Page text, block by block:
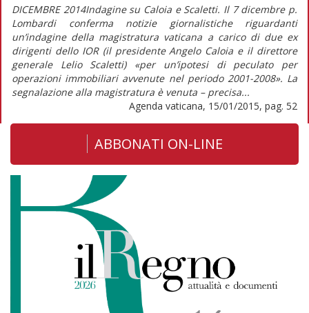
DICEMBRE 2014Indagine su Caloia e Scaletti. Il 7 dicembre p.
Lombardi conferma notizie giornalistiche riguardanti
un’indagine della magistratura vaticana a carico di due ex
dirigenti dello IOR (il presidente Angelo Caloia e il direttore
generale Lelio Scaletti) «per un’ipotesi di peculato per
operazioni immobiliari avvenute nel periodo 2001-2008». La
segnalazione alla magistratura è venuta – precisa...
Agenda vaticana, 15/01/2015, pag. 52
ABBONATI ON-LINE